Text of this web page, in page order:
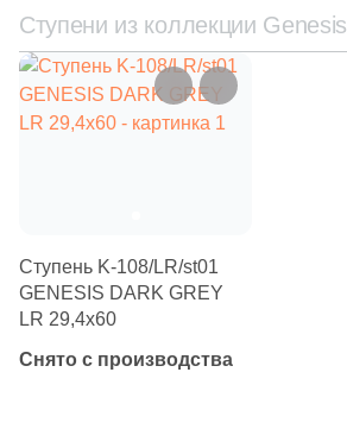
Ступени из коллекции Genesis
Ступень K-108/LR/st01
GENESIS DARK GREY
LR 29,4х60
Снято с производства